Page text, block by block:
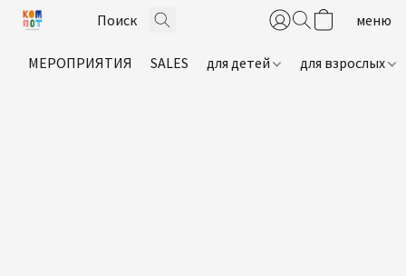
МЕРОПРИЯТИЯ SALES для детей для взрослых